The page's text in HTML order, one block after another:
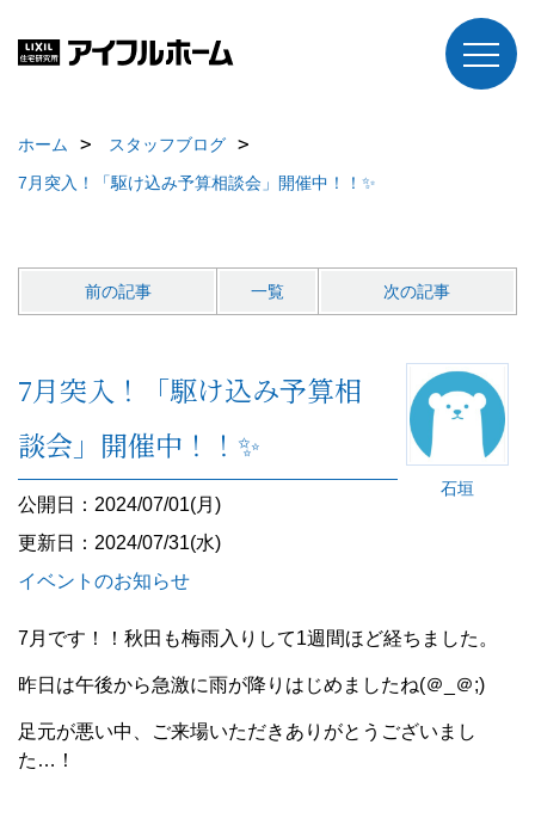
ホーム
スタッフブログ
7月突入！「駆け込み予算相談会」開催中！！✨
前の記事 一覧 次の記事
石垣
7月突入！「駆け込み予算相
談会」開催中！！✨
公開日：2024/07/01(月)
更新日：2024/07/31(水)
イベントのお知らせ
7月です！！秋田も梅雨入りして1週間ほど経ちました。
昨日は午後から急激に雨が降りはじめましたね(＠_＠;)
足元が悪い中、ご来場いただきありがとうございまし
た…！